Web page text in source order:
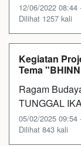
12/06/2022
Dilihat 1257 kali
Kegiatan
Tema
Ragam
TUNGGAL
05/02/2025
Dilihat 843 kali